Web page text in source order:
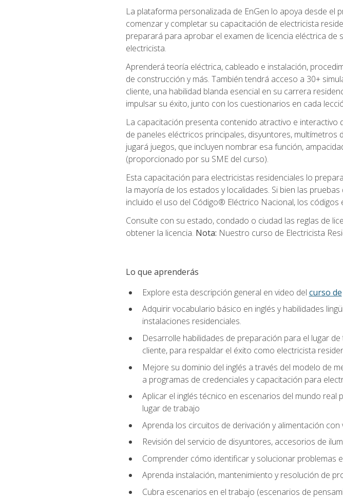
La plataforma personalizada de EnGen lo apoya desde el
comenzar y completar su capacitación de electricista
preparará para aprobar el examen de licencia eléctrica
electricista.
Aprenderá teoría eléctrica, cableado e instalación,
de construcción y más. También tendrá acceso a 30+
cliente, una habilidad blanda esencial en su carrera
impulsar su éxito, junto con los cuestionarios en cada
La capacitación presenta contenido atractivo e
de paneles eléctricos principales, disyuntores, multímetros
jugará juegos, que incluyen nombrar esa función,
(proporcionado por su SME del curso).
Esta capacitación para electricistas residenciales lo
la mayoría de los estados y localidades. Si bien las
incluido el uso del Código® Eléctrico Nacional, los
Consulte con su estado, condado o ciudad las reglas de
obtener la licencia. Nota: Nuestro curso de Electricista
Lo que aprenderás
Explore esta descripción general en video del curso de
Adquirir vocabulario básico en inglés y habilidades
instalaciones residenciales.
Desarrolle habilidades de preparación para el lugar
cliente, para respaldar el éxito como electricista
Mejore su dominio del inglés a través del modelo de
a programas de credenciales y capacitación para
Aplicar el inglés técnico en escenarios del mundo
lugar de trabajo
Aprenda los circuitos de derivación y alimentación
Revisión del servicio de disyuntores, accesorios de
Comprender cómo identificar y solucionar problemas
Aprenda instalación, mantenimiento y resolución de
Cubra escenarios en el trabajo (escenarios de